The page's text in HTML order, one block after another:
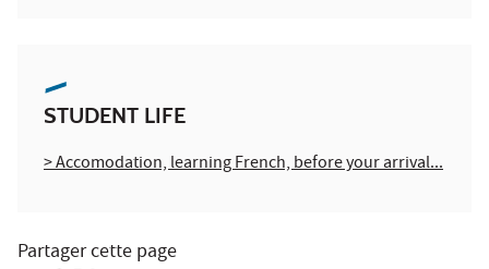
STUDENT LIFE
> Accomodation, learning French, before your arrival...
Partager cette page